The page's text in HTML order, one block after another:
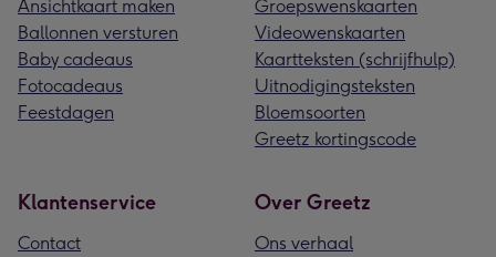
Ansichtkaart maken
Ballonnen versturen
Baby cadeaus
Fotocadeaus
Feestdagen
Groepswenskaarten
Videowenskaarten
Kaartteksten (schrijfhulp)
Uitnodigingsteksten
Bloemsoorten
Greetz kortingscode
Klantenservice
Contact
Over Greetz
Ons verhaal